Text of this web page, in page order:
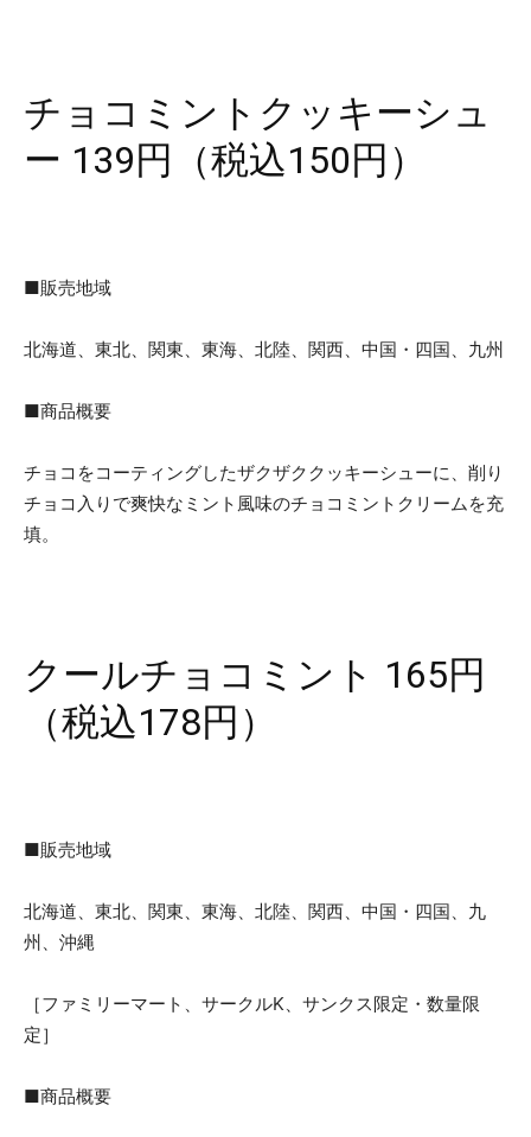
チョコミントクッキーシュ
ー 139円（税込150円）
■販売地域
北海道、東北、関東、東海、北陸、関西、中国・四国、九州
■商品概要
チョコをコーティングしたザクザククッキーシューに、削り
チョコ入りで爽快なミント風味のチョコミントクリームを充
填。
クールチョコミント 165円
（税込178円）
■販売地域
北海道、東北、関東、東海、北陸、関西、中国・四国、九
州、沖縄
［ファミリーマート、サークルK、サンクス限定・数量限
定］
■商品概要